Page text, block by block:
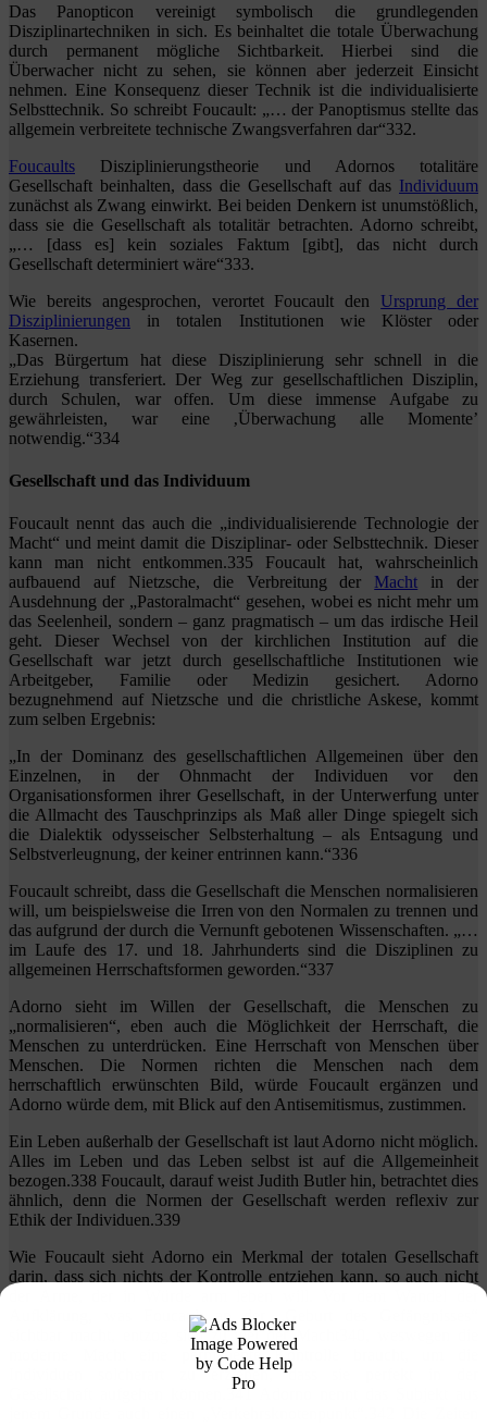
Das Panopticon vereinigt symbolisch die grundlegenden
Disziplinartechniken in sich. Es beinhaltet die totale Überwachung
durch permanent mögliche Sichtbarkeit. Hierbei sind die
Überwacher nicht zu sehen, sie können aber jederzeit Einsicht
nehmen. Eine Konsequenz dieser Technik ist die individualisierte
Selbsttechnik. So schreibt Foucault: „… der Panoptismus stellte das
allgemein verbreitete technische Zwangsverfahren dar“332.
Foucaults Disziplinierungstheorie und Adornos totalitäre
Gesellschaft beinhalten, dass die Gesellschaft auf das Individuum
zunächst als Zwang einwirkt. Bei beiden Denkern ist unumstößlich,
dass sie die Gesellschaft als totalitär betrachten. Adorno schreibt,
„… [dass es] kein soziales Faktum [gibt], das nicht durch
Gesellschaft determiniert wäre“333.
Wie bereits angesprochen, verortet Foucault den Ursprung der
Disziplinierungen in totalen Institutionen wie Klöster oder
Kasernen.
„Das Bürgertum hat diese Disziplinierung sehr schnell in die
Erziehung transferiert. Der Weg zur gesellschaftlichen Disziplin,
durch Schulen, war offen. Um diese immense Aufgabe zu
gewährleisten, war eine ‚Überwachung alle Momente’
notwendig.“334
Gesellschaft und das Individuum
Foucault nennt das auch die „individualisierende Technologie der
Macht“ und meint damit die Disziplinar- oder Selbsttechnik. Dieser
kann man nicht entkommen.335 Foucault hat, wahrscheinlich
aufbauend auf Nietzsche, die Verbreitung der Macht in der
Ausdehnung der „Pastoralmacht“ gesehen, wobei es nicht mehr um
das Seelenheil, sondern – ganz pragmatisch – um das irdische Heil
geht. Dieser Wechsel von der kirchlichen Institution auf die
Gesellschaft war jetzt durch gesellschaftliche Institutionen wie
Arbeitgeber, Familie oder Medizin gesichert. Adorno
bezugnehmend auf Nietzsche und die christliche Askese, kommt
zum selben Ergebnis:
„In der Dominanz des gesellschaftlichen Allgemeinen über den
Einzelnen, in der Ohnmacht der Individuen vor den
Organisationsformen ihrer Gesellschaft, in der Unterwerfung unter
die Allmacht des Tauschprinzips als Maß aller Dinge spiegelt sich
die Dialektik odysseischer Selbsterhaltung – als Entsagung und
Selbstverleugnung, der keiner entrinnen kann.“336
Foucault schreibt, dass die Gesellschaft die Menschen normalisieren
will, um beispielsweise die Irren von den Normalen zu trennen und
das aufgrund der durch die Vernunft gebotenen Wissenschaften. „…
im Laufe des 17. und 18. Jahrhunderts sind die Disziplinen zu
allgemeinen Herrschaftsformen geworden.“337
Adorno sieht im Willen der Gesellschaft, die Menschen zu
„normalisieren“, eben auch die Möglichkeit der Herrschaft, die
Menschen zu unterdrücken. Eine Herrschaft von Menschen über
Menschen. Die Normen richten die Menschen nach dem
herrschaftlich erwünschten Bild, würde Foucault ergänzen und
Adorno würde dem, mit Blick auf den Antisemitismus, zustimmen.
Ein Leben außerhalb der Gesellschaft ist laut Adorno nicht möglich.
Alles im Leben und das Leben selbst ist auf die Allgemeinheit
bezogen.338 Foucault, darauf weist Judith Butler hin, betrachtet dies
ähnlich, denn die Normen der Gesellschaft werden reflexiv zur
Ethik der Individuen.339
Wie Foucault sieht Adorno ein Merkmal der totalen Gesellschaft
darin, dass sich nichts der Kontrolle entziehen kann, so auch nicht
Aufklärung, was Foucault an der „Geburt des Gefängnisses“
sichtbar macht, entzog sich zu viel der Macht340, weswegen die
moderne Macht eine permanente Kontrolle braucht, um die
Individuen solcherart zu erziehen, dass sie perfekt in der
Gesellschaft aufgehen können.341 Adorno nennt das Subjekt aus